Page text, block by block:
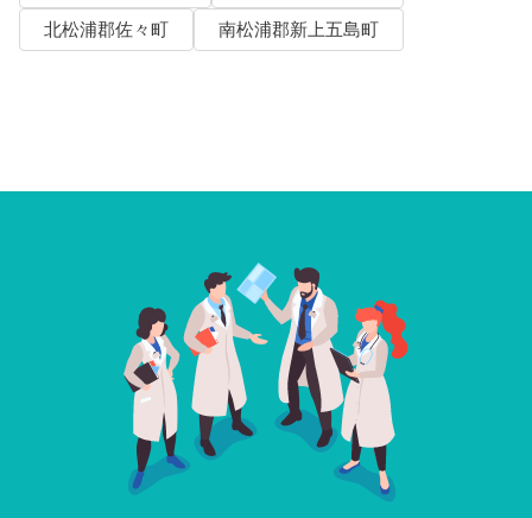
北松浦郡佐々町
南松浦郡新上五島町